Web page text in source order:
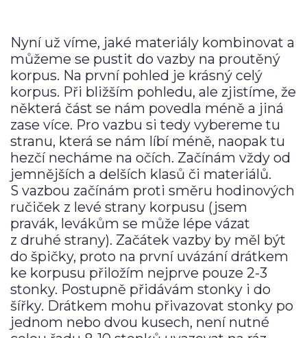
Nyní už víme, jaké materiály kombinovat a
můžeme se pustit do vazby na proutěný
korpus. Na první pohled je krásný celý
korpus. Při bližším pohledu, ale zjistíme, že
některá část se nám povedla méně a jiná
zase více. Pro vazbu si tedy vybereme tu
stranu, která se nám líbí méně, naopak tu
hezčí necháme na očích. Začínám vždy od
jemnějších a delších klasů či materiálů.
S vazbou začínám proti směru hodinových
ručiček z levé strany korpusu (jsem
pravák, levákům se může lépe vázat
z druhé strany). Začátek vazby by měl být
do špičky, proto na první uvázání drátkem
ke korpusu přiložím nejprve pouze 2-3
stonky. Postupně přidávám stonky i do
šířky. Drátkem mohu přivazovat stonky po
jednom nebo dvou kusech, není nutné